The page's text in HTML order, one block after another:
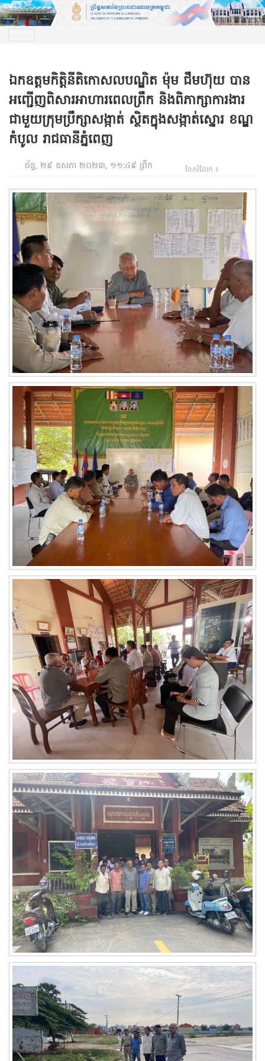
ឯកឧត្តមកិត្តិនីតិកោសលបណ្ឌិត ម៉ុម ជឹមហ៊ុយ បាន
អញ្ជើញពិសារអាហារពេលព្រឹក និងពិភាក្សាការងារ
ជាមួយក្រុមប្រឹក្សាសង្កាត់ ស្ថិតក្នុងសង្កាត់ស្នោរ ខណ្ឌ
កំបូល រាជធានីភ្នំពេញ
ច័ន្ទ, ២៩ ឧសភា ២០២៣, ១១:៤៩ ព្រឹក ចែករំលែក ៖